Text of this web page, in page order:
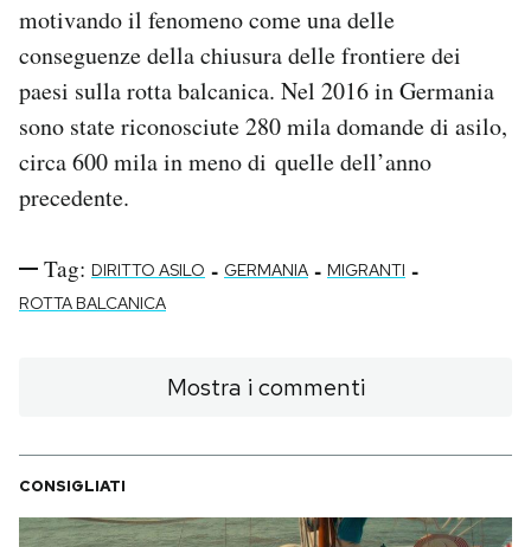
I MIEI PREFERITI
SHOP
CALENDARIO
Area Personale
Regala il Post
Esci
motivando il fenomeno come una delle
conseguenze della chiusura delle frontiere dei
paesi sulla rotta balcanica. Nel 2016 in Germania
sono state riconosciute 280 mila domande di asilo,
circa 600 mila in meno di quelle dell’anno
precedente.
Tag: DIRITTO ASILO - GERMANIA - MIGRANTI -
ROTTA BALCANICA
Mostra i commenti
CONSIGLIATI